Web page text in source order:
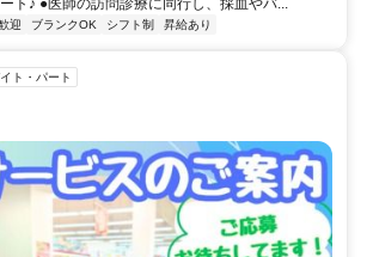
迎 ブランクOK シフト制 昇給あり
ト・パート